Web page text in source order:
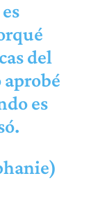
es
del
aprobé
es